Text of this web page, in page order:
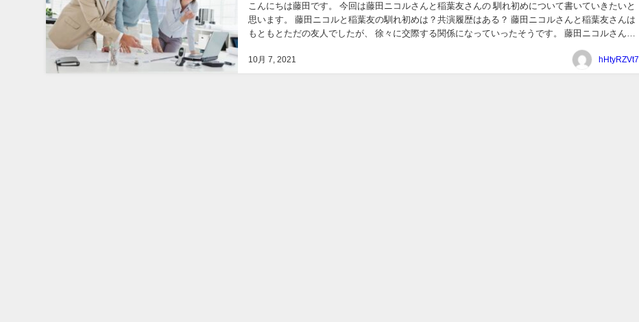
10月 7, 2021
こんにちは藤田です。 今回は藤田ニコルさんと稲葉友さんの 馴れ初めについて書いていきたいと
思います。 藤田ニコルと稲葉友の馴れ初めは？共演履歴はある？ 藤田ニコルさんと稲葉友さんは
もともとただの友人でしたが、 徐々に交際する関係になっていったそうです。 藤田ニコルさんと
hHtyRZVt7